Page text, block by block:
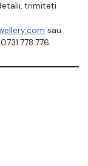
trimiteti
sau